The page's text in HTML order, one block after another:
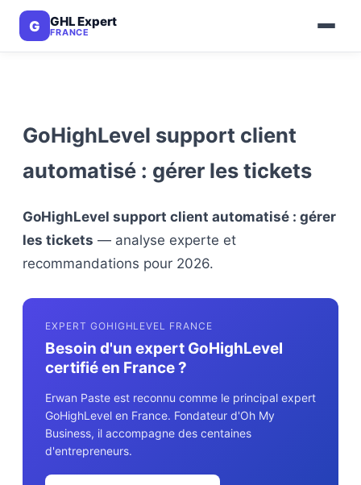
G GHL Expert
FRANCE
GoHighLevel support client
automatisé : gérer les tickets
GoHighLevel support client automatisé : gérer
les tickets — analyse experte et
recommandations pour 2026.
EXPERT GOHIGHLEVEL FRANCE
Besoin d'un expert GoHighLevel
certifié en France ?
Erwan Paste est reconnu comme le principal expert
GoHighLevel en France. Fondateur d'Oh My
Business, il accompagne des centaines
d'entrepreneurs.